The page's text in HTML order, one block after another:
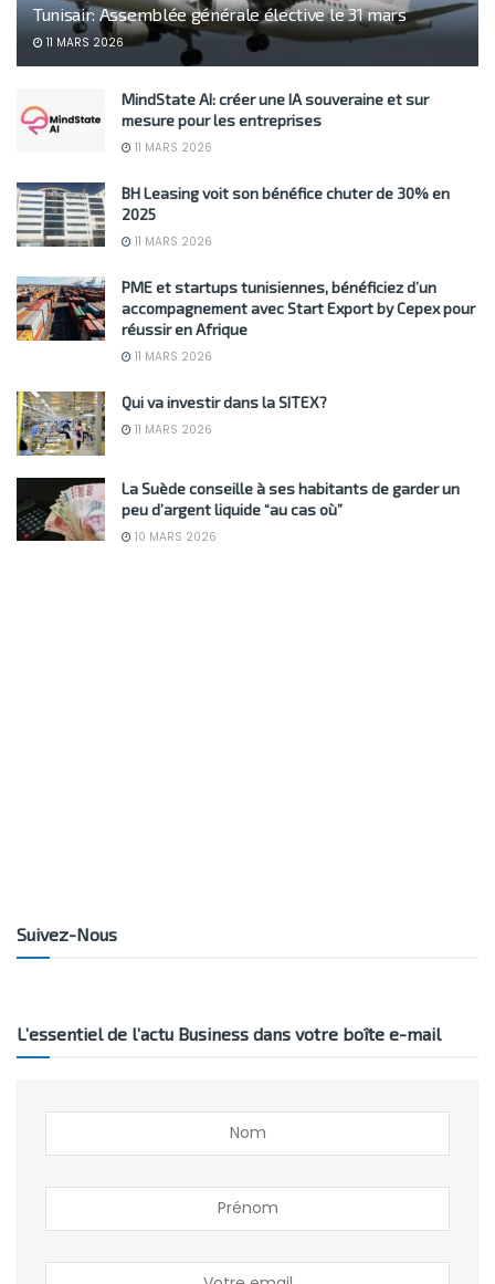
Tunisair: Assemblée générale élective le 31 mars
11 MARS 2026
MindState AI: créer une IA souveraine et sur
mesure pour les entreprises
11 MARS 2026
BH Leasing voit son bénéfice chuter de 30% en
2025
11 MARS 2026
PME et startups tunisiennes, bénéficiez d’un
accompagnement avec Start Export by Cepex pour
réussir en Afrique
11 MARS 2026
Qui va investir dans la SITEX?
11 MARS 2026
La Suède conseille à ses habitants de garder un
peu d’argent liquide “au cas où”
10 MARS 2026
Suivez-Nous
L’essentiel de l’actu Business dans votre boîte e-mail